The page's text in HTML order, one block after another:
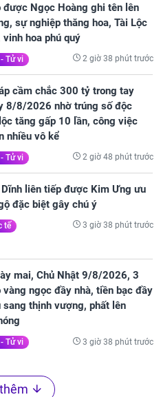
được Ngọc Hoàng ghi tên lên
sự nghiệp thăng hoa, Tài Lộc
vinh hoa phú quý
Tử vi 2 giờ 38 phút trước
cầm chắc 300 tỷ trong tay
8/8/2026 nhờ trúng số độc
tăng gấp 10 lần, công việc
nhiều vô kể
Tử vi 2 giờ 48 phút trước
liên tiếp được Kim Ưng ưu
đặc biệt gây chú ý
tế 3 giờ 38 phút trước
mai, Chủ Nhật 9/8/2026, 3
vàng ngọc đầy nhà, tiền bạc đầy
sang thịnh vượng, phất lên
Tử vi 3 giờ 38 phút trước